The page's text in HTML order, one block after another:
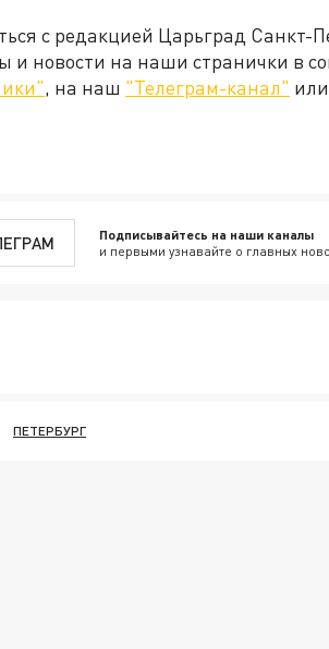
с редакцией Царьград Санкт-
и новости на наши странички в
, на наш "Телеграм-канал"
Подписывайтесь на наши каналы
и первыми узнавайте о главных
ПЕТЕРБУРГ